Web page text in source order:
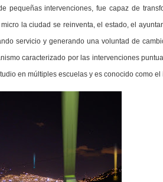
pequeñas intervenciones, fue capaz de
la ciudad se reinventa, el estado, el
servicio y generando una voluntad de
caracterizado por las intervenciones
en múltiples escuelas y es conocido como